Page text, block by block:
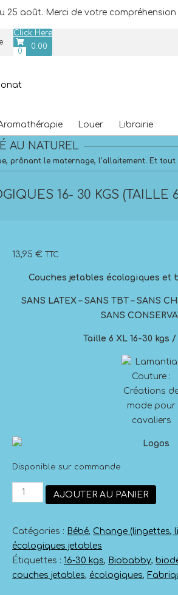
août. Merci de votre compréhension
Click Here
0
0.00
Navigation
Menu
Louer Librairie
AU NATUREL
prônant le maternage, l’allaitement. Et
16- 30 KGS (TAILLE
13,95€ TTC
Couches jetables écologiques et
SANS LATEX – SANS TBT – SANS
SANS
Taille 6 XL 16-30 kgs
Disponible sur commande
quantité
écologiques
16-
30
(Taille
AJOUTER AU PANIER
Catégories : Bébé, Change (lingettes,
écologiques jetables
Étiquettes :16-30 kgs, Biobabby,
couches jetables, écologiques,